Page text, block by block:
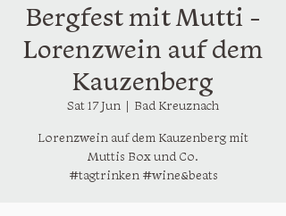
Bergfest mit Mutti -
Lorenzwein auf dem
Kauzenberg
Sat 17 Jun
  |
Bad Kreuznach
Lorenzwein auf dem Kauzenberg mit
Muttis Box und Co.
#tagtrinken #wine&beats